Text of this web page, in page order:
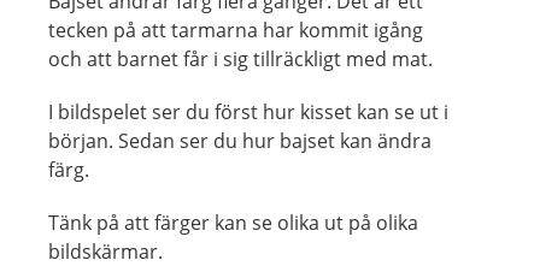
tecken på att tarmarna har kommit igång
och att barnet får i sig tillräckligt med mat.
I bildspelet ser du först hur kisset kan se ut i
början. Sedan ser du hur bajset kan ändra
färg.
Tänk på att färger kan se olika ut på olika
bildskärmar.